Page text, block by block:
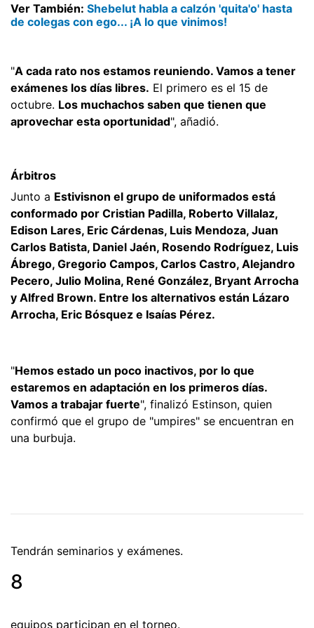
Ver También: Shebelut habla a calzón 'quita'o' hasta
de colegas con ego... ¡A lo que vinimos!
"A cada rato nos estamos reuniendo. Vamos a tener
exámenes los días libres. El primero es el 15 de
octubre. Los muchachos saben que tienen que
aprovechar esta oportunidad", añadió.
Árbitros
Junto a Estivisnon el grupo de uniformados está
conformado por Cristian Padilla, Roberto Villalaz,
Edison Lares, Eric Cárdenas, Luis Mendoza, Juan
Carlos Batista, Daniel Jaén, Rosendo Rodríguez, Luis
Ábrego, Gregorio Campos, Carlos Castro, Alejandro
Pecero, Julio Molina, René González, Bryant Arrocha
y Alfred Brown. Entre los alternativos están Lázaro
Arrocha, Eric Bósquez e Isaías Pérez.
"Hemos estado un poco inactivos, por lo que
estaremos en adaptación en los primeros días.
Vamos a trabajar fuerte", finalizó Estinson, quien
confirmó que el grupo de "umpires" se encuentran en
una burbuja.
Tendrán seminarios y exámenes.
8
equipos participan en el torneo.